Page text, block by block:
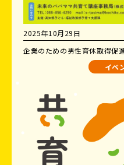
2025年10月29日
企業のための男性育休取得促
イベ